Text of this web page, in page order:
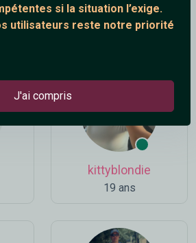
si la situation l’exige.
utilisateurs reste notre priorité
J'ai compris
Raf44
kittyblondie
19 ans